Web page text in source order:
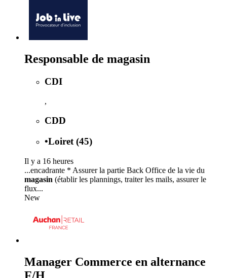
Responsable de magasin
CDI
,
CDD
•Loiret (45)
Il y a 16 heures
...encadrante * Assurer la partie Back Office de la vie du
magasin (établir les plannings, traiter les mails, assurer le
flux...
New
Manager Commerce en alternance
F/H